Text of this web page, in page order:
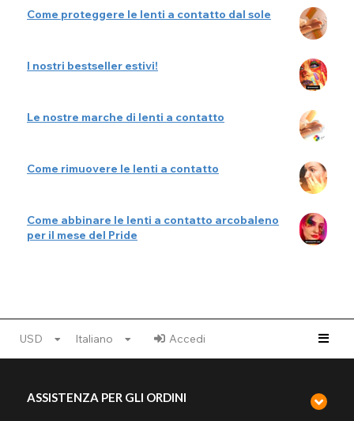
Come proteggere le lenti a contatto dal sole
I nostri bestseller estivi!
Le nostre marche di lenti a contatto
Come rimuovere le lenti a contatto
Come abbinare le lenti a contatto arcobaleno
per il mese del Pride
USD Italiano Accedi
ASSISTENZA PER GLI ORDINI